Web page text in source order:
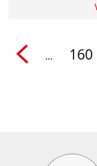
... 160